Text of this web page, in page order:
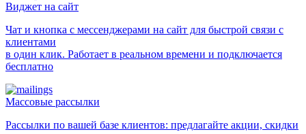
Виджет на сайт
Чат и кнопка с мессенджерами на сайт для быстрой связи с
клиентами
в один клик. Работает в реальном времени и подключается
бесплатно
Массовые рассылки
Рассылки по вашей базе клиентов: предлагайте акции, скидки